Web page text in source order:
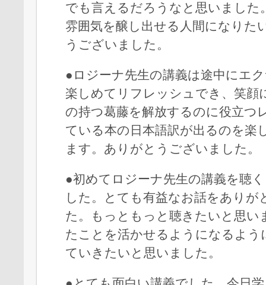
でも言えるだろうなと思いました
雰囲気を醸し出せる人間になりた
うございました。
●ロジーナ先生の講義は途中にエ
楽しめてリフレッシュでき、笑顔
の持つ葛藤を解放するのに役立つ
ている本の日本語訳が出るのを楽
ます。ありがとうございました。
●初めてロジーナ先生の講義を聴
した。とても有益なお話をありが
た。もっともっと聴きたいと思い
たことを活かせるようになるよう
ていきたいと思いました。